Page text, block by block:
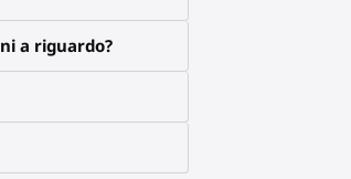
a riguardo?